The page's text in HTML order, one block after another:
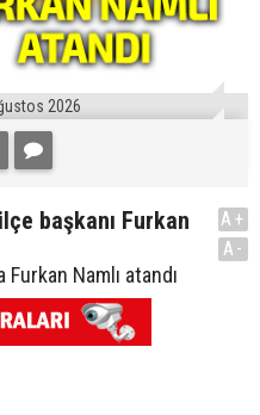
2026
başkanı Furkan
Namlı atandı
A+
A-